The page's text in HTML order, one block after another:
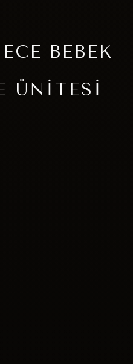
BEBEK
ÜNITESI